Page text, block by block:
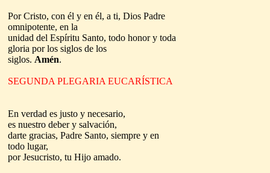
Por Cristo, con él y en él, a ti, Dios Padre
omnipotente, en la
unidad del Espíritu Santo, todo honor y toda
gloria por los siglos de los
siglos. Amén.
SEGUNDA PLEGARIA EUCARÍSTICA
En verdad es justo y necesario,
es nuestro deber y salvación,
darte gracias, Padre Santo, siempre y en
todo lugar,
por Jesucristo, tu Hijo amado.